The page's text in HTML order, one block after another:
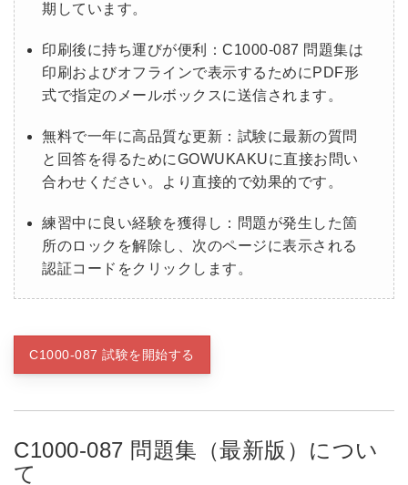
期しています。
印刷後に持ち運びが便利：C1000-087 問題集は
印刷およびオフラインで表示するためにPDF形
式で指定のメールボックスに送信されます。
無料で一年に高品質な更新：試験に最新の質問
と回答を得るためにGOWUKAKUに直接お問い
合わせください。より直接的で効果的です。
練習中に良い経験を獲得し：問題が発生した箇
所のロックを解除し、次のページに表示される
認証コードをクリックします。
C1000-087 試験を開始する
C1000-087 問題集（最新版）につい
て